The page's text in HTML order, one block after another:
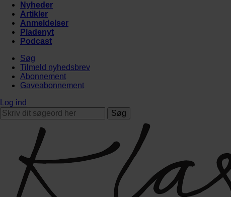
Nyheder
Artikler
Anmeldelser
Pladenyt
Podcast
Søg
Tilmeld nyhedsbrev
Abonnement
Gaveabonnement
Log ind
Søg